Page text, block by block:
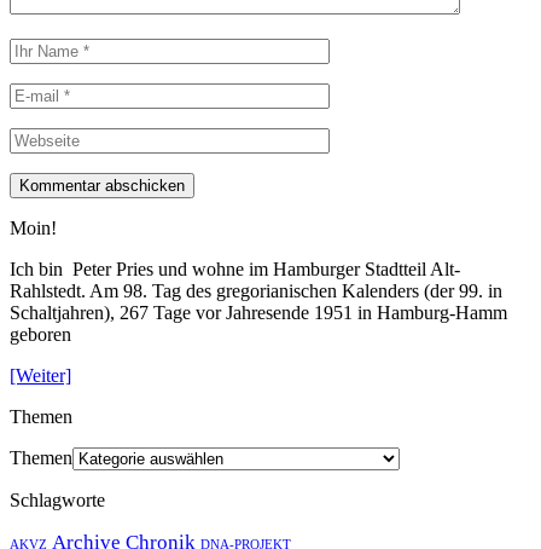
Moin!
Ich bin Peter Pries und wohne im Hamburger Stadtteil Alt-
Rahlstedt. Am 98. Tag des gregorianischen Kalenders (der 99. in
Schaltjahren), 267 Tage vor Jahresende 1951 in Hamburg-Hamm
geboren
[Weiter]
Themen
Themen
Schlagworte
AKVZ Archive Chronik DNA-PROJEKT